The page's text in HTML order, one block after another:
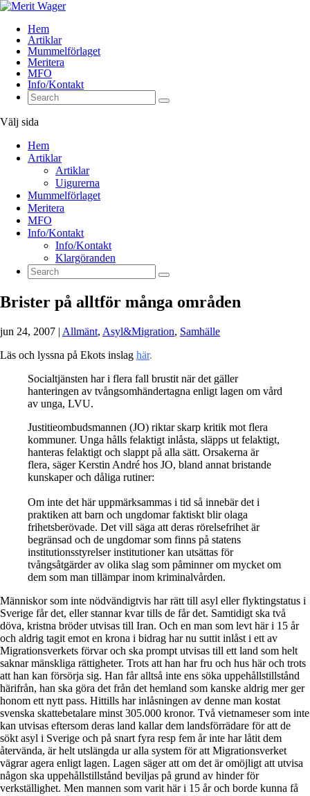
Hem
Artiklar
Mummelförlaget
Meritera
MFO
Info/Kontakt
Välj sida
Hem
Artiklar
Artiklar
Uigurerna
Mummelförlaget
Meritera
MFO
Info/Kontakt
Info/Kontakt
Klargöranden
Brister på alltför många områden
jun 24, 2007 | Allmänt, Asyl&Migration, Samhälle
Läs och lyssna på Ekots inslag här.
Socialtjänsten har i flera fall brustit när det gäller
hanteringen av tvångsomhändertagna enligt lagen om vård
av unga, LVU.
Justitieombudsmannen (JO) riktar skarp kritik mot flera
kommuner. Unga hålls felaktigt inlåsta, släpps ut felaktigt,
hanteras felaktigt och slappt på alla sätt. Orsakerna är
flera, säger Kerstin André hos JO, bland annat bristande
kunskaper och dåliga rutiner:
Om inte det här uppmärksammas i tid så innebär det i
praktiken att barn och ungdomar faktiskt blir olaga
frihetsberövade. Det vill säga att deras rörelsefrihet är
begränsad och de ungdomar som finns på statens
institutionsstyrelser institutioner kan utsättas för
tvångsåtgärder av olika slag som påminner om mycket om
dem som man tillämpar inom kriminalvården.
Människor som inte nödvändigtvis har rätt till asyl eller flyktingstatus i
Sverige får det, eller stannar kvar tills de får det. Samtidigt ska två
döva, kristna bröder utvisas till Iran. Och en man som levt här i 15 år
och aldrig tagit emot en krona i bidrag har nu suttit inlåst i ett av
Migrationsverkets förvar och ska prompt utvisas till ett land som helt
saknar mänskliga rättigheter. Trots att han har fru och hus här och trots
att han kan försörja sig. Han får alltså inte ens söka uppehållstillstånd
härifrån, han ska göra det från det hemland som kanske aldrig mer ger
honom ett nytt pass. Hittills har inlåsningen av denne man kostat
svenska skattebetalare minst 305.000 kronor. Två vietnameser som inte
kan utvisas eftersom deras land kallar dem landsförrädare för att de
sökt asyl i Sverige och på snart fyra resp fem år inte har låtit dem
återvända, är helt utslängda ur alla system för att Migrationsverket
vägrar agera enligt lagen. Lagen säger att om det är omöjligt att utvisa
någon ska uppehållstillstånd beviljas på grund av hinder för
verkställighet. Men mannen som varit här i 15 år och borde kunna få